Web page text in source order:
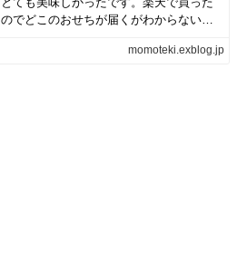
でどこのおせちが届くがわからないと
momoteki.exblog.jp